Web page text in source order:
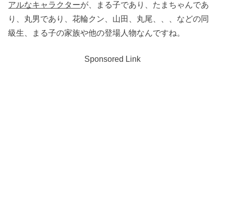
アルなキャラクターが、まる子であり、たまちゃんであ
り、丸男であり、花輪クン、山田、丸尾、、、などの同
級生、まる子の家族や他の登場人物なんですね。
Sponsored Link